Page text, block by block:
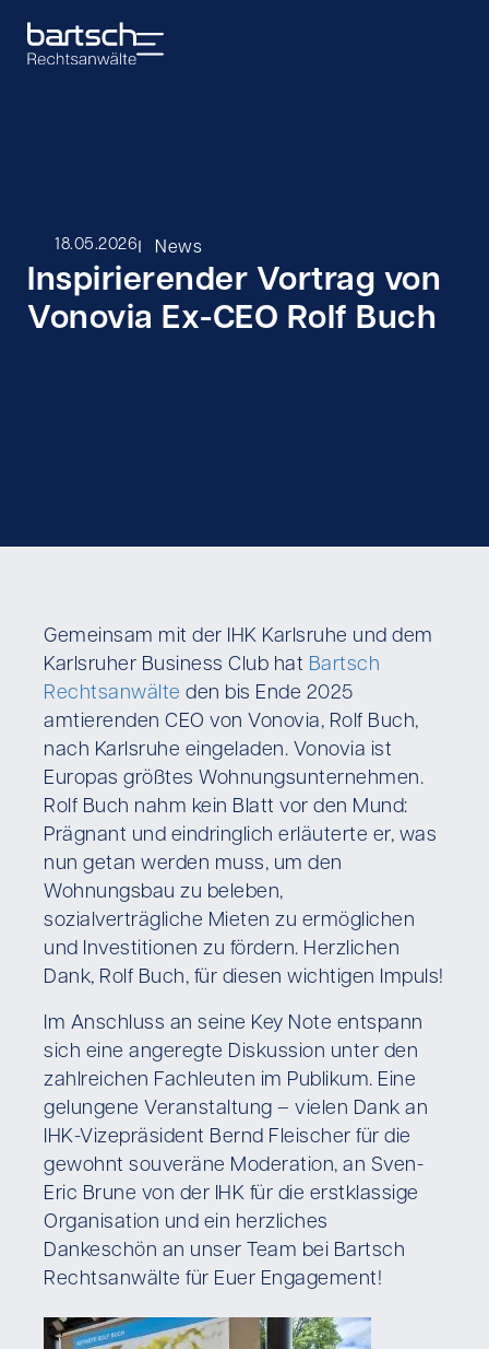
I News
18.05.2026
Inspirierender Vortrag von
Vonovia Ex-CEO Rolf Buch
Gemeinsam mit der IHK Karlsruhe und dem
Karlsruher Business Club hat Bartsch
Rechtsanwälte den bis Ende 2025
amtierenden CEO von Vonovia, Rolf Buch,
nach Karlsruhe eingeladen. Vonovia ist
Europas größtes Wohnungsunternehmen.
Rolf Buch nahm kein Blatt vor den Mund:
Prägnant und eindringlich erläuterte er, was
nun getan werden muss, um den
Wohnungsbau zu beleben,
sozialverträgliche Mieten zu ermöglichen
und Investitionen zu fördern. Herzlichen
Dank, Rolf Buch, für diesen wichtigen Impuls!
Im Anschluss an seine Key Note entspann
sich eine angeregte Diskussion unter den
zahlreichen Fachleuten im Publikum. Eine
gelungene Veranstaltung – vielen Dank an
IHK-Vizepräsident Bernd Fleischer für die
gewohnt souveräne Moderation, an Sven-
Eric Brune von der IHK für die erstklassige
Organisation und ein herzliches
Dankeschön an unser Team bei Bartsch
Rechtsanwälte für Euer Engagement!